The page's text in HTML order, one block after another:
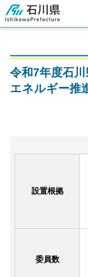
石川県
令和7年度石
エネルギー推
設置根拠
委員数